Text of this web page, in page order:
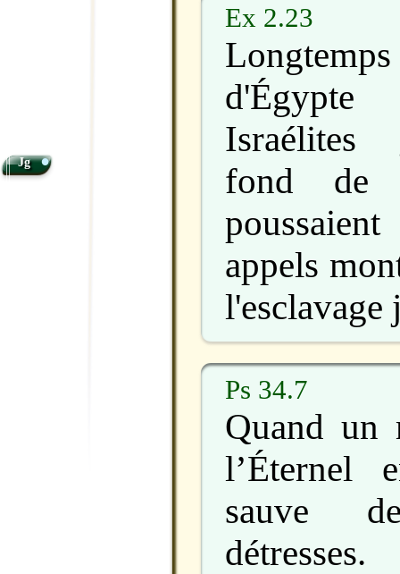
Ex 2.23
Israélites
fond de
appels
l'esclavage
Ps 34.7
Quand un
l’Éternel
sauve
détresses.
Jg •